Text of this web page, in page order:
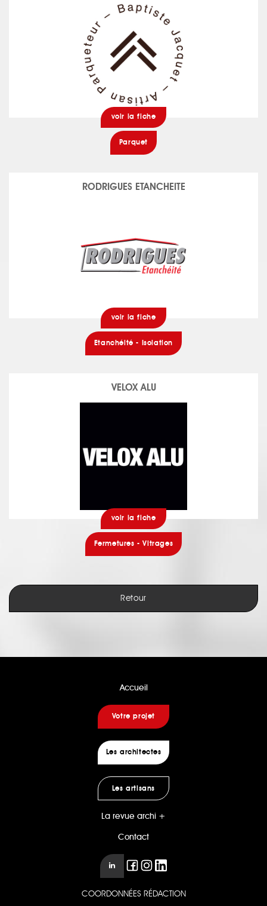
voir la fiche
Parquet
RODRIGUES ETANCHEITE
voir la fiche
Etanchéité - Isolation
VELOX ALU
voir la fiche
Fermetures - Vitrages
Retour
Accueil
Votre projet
Les architectes
Les artisans
La revue archi +
Contact
COORDONNÉES RÉDACTION